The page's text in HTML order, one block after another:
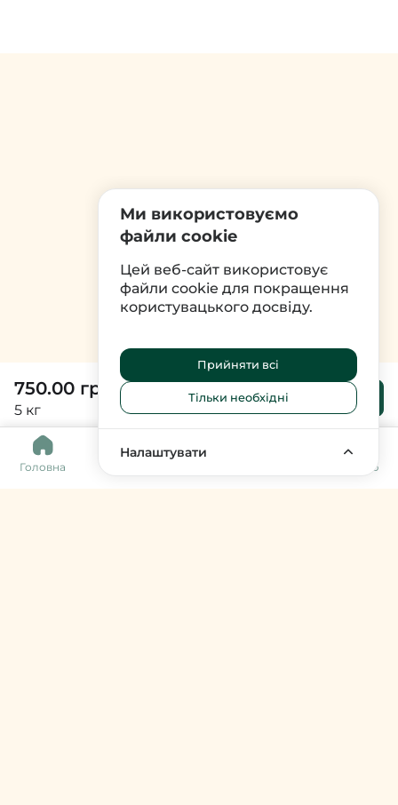
Головна Меню
750.00 грн
5 кг
кошика
Ми використовуємо
файли cookie
Цей веб-сайт використовує
файли cookie для покращення
користувацького досвіду.
Прийняти всі
Тільки необхідні
Налаштувати